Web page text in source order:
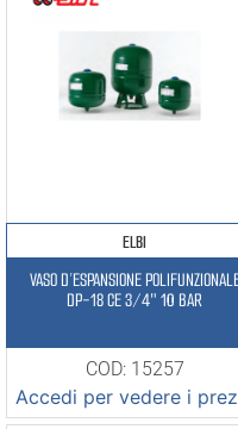
ELBI
VASO D’ESPANSIONE
DP-18 CE 3/4″ 10 BAR
COD: 15257
Accedi per vedere i